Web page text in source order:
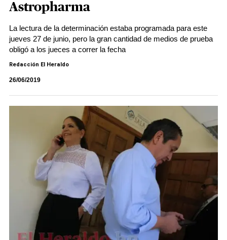
Astropharma
La lectura de la determinación estaba programada para este
jueves 27 de junio, pero la gran cantidad de medios de prueba
obligó a los jueces a correr la fecha
Redacción El Heraldo
26/06/2019